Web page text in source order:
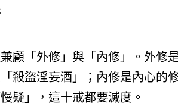
顧「外修」與「內修」。外修
殺盜淫妄酒」；內修是內心的
疑」，這十戒都要滅度。